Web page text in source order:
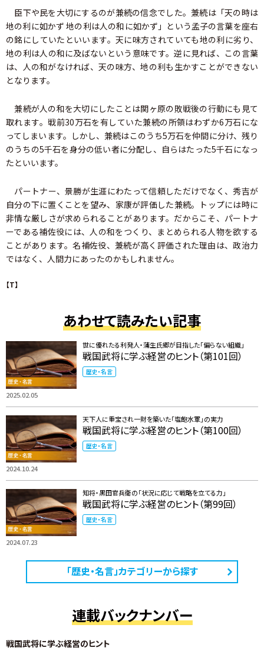
臣下や民を大切にするのが兼続の信念でした。兼続は「天の時は
地の利に如かず 地の利は人の和に如かず」という孟子の言葉を座右
の銘にしていたといいます。天に味方されていても地の利に劣り、
地の利は人の和に及ばないという意味です。逆に見れば、この言葉
は、人の和がなければ、天の味方、地の利も生かすことができない
となります。
兼続が人の和を大切にしたことは関ヶ原の敗戦後の行動にも見て
取れます。戦前30万石を有していた兼続の所領はわずか6万石にな
ってしまいます。しかし、兼続はこのうち5万石を仲間に分け、残り
のうちの5千石を身分の低い者に分配し、自らはたった5千石になっ
たといいます。
パートナー、景勝が生涯にわたって信頼しただけでなく、秀吉が
自分の下に置くことを望み、家康が評価した兼続。トップには時に
非情な厳しさが求められることがあります。だからこそ、パートナ
ーである補佐役には、人の和をつくり、まとめられる人物を欲する
ことがあります。名補佐役、兼続が高く評価された理由は、政治力
ではなく、人間力にあったのかもしれません。
【T】
あわせて読みたい記事
2025.02.05
世に優れたる利発人・蒲生氏郷が目指した「偏らない組織」
戦国武将に学ぶ経営のヒント（第101回）
歴史・名言
2024.10.24
天下人に重宝され一財を築いた「塩飽水軍」の実力
戦国武将に学ぶ経営のヒント（第100回）
歴史・名言
2024.07.23
知将・黒田官兵衛の「状況に応じて戦略を立てる力」
戦国武将に学ぶ経営のヒント（第99回）
歴史・名言
「歴史・名言」カテゴリーから探す
連載バックナンバー
戦国武将に学ぶ経営のヒント